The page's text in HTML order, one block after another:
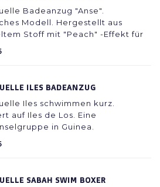
Badeanzug "Anse".
Modell. Hergestellt aus
Stoff mit "Peach" -Effekt für
ILES BADEANZUG
Iles schwimmen kurz.
auf Iles de Los. Eine
in Guinea.
SABAH SWIM BOXER